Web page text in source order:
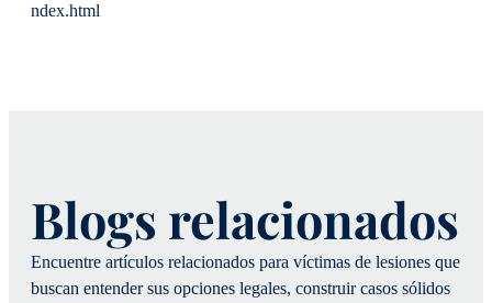
ndex.html
Blogs relacionados
Encuentre artículos relacionados para víctimas de lesiones que
buscan entender sus opciones legales, construir casos sólidos